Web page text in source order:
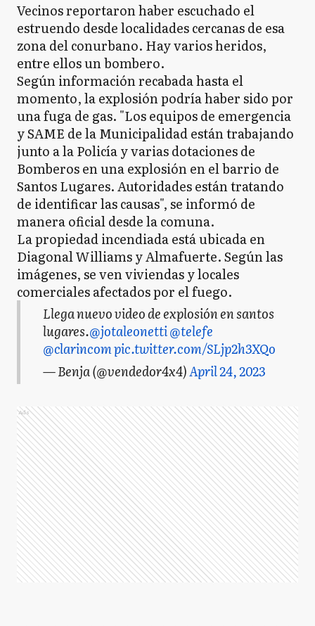
Vecinos reportaron haber escuchado el
estruendo desde localidades cercanas de esa
zona del conurbano. Hay varios heridos,
entre ellos un bombero.
Según información recabada hasta el
momento, la explosión podría haber sido por
una fuga de gas. "Los equipos de emergencia
y SAME de la Municipalidad están trabajando
junto a la Policía y varias dotaciones de
Bomberos en una explosión en el barrio de
Santos Lugares. Autoridades están tratando
de identificar las causas", se informó de
manera oficial desde la comuna.
La propiedad incendiada está ubicada en
Diagonal Williams y Almafuerte. Según las
imágenes, se ven viviendas y locales
comerciales afectados por el fuego.
Llega nuevo video de explosión en santos
lugares.@jotaleonetti@telefe
@clarincompic.twitter.com/SLjp2h3XQo
— Benja (@vendedor4x4)April 24, 2023
Ads